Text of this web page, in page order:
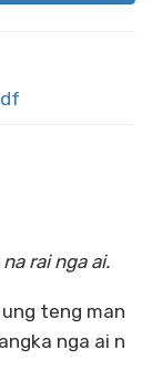
rai nga ai.
teng man
nga ai n